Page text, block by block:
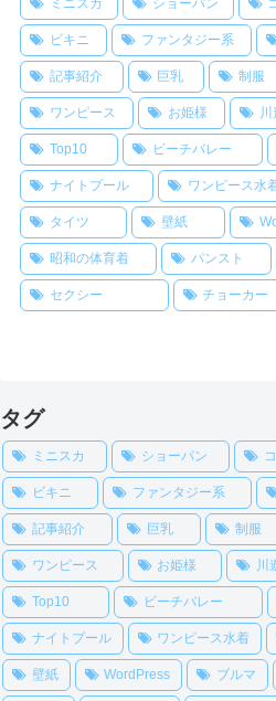
ミニスカ ショーパン
ビキニ ファンタジー系
記事紹介 巨乳 制服
ワンピース お姫様
Top10 ビーチバレー
ナイトプール ワンピース水
タイツ 壁紙
昭和の体育着 パンスト
セクシー チョーカー
タグ
ミニスカ ショーパン
ビキニ ファンタジー系
記事紹介 巨乳 制服
ワンピース お姫様 川
Top10 ビーチバレー
ナイトプール ワンピース水着
壁紙 WordPress ブルマ